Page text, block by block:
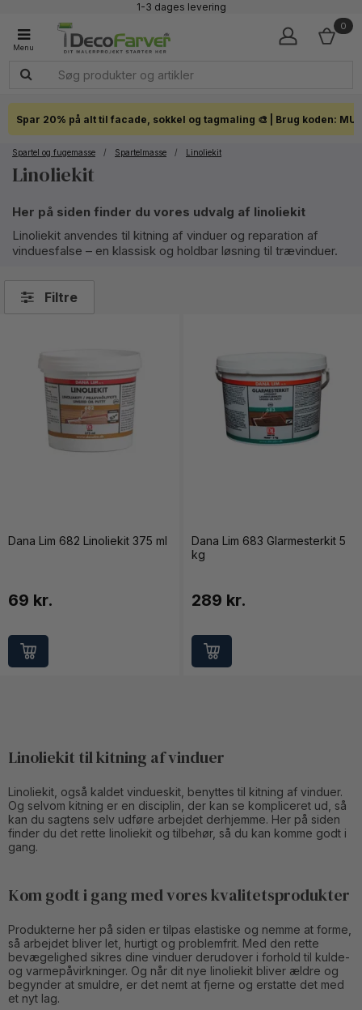
1-3 dages levering
0
Spar 20% på alt til facade, sokkel og tagmaling 🎨 | Brug koden:
Spartel og fugemasse / Spartelmasse / Linoliekit
Linoliekit
Her på siden finder du vores udvalg af linoliekit
Linoliekit anvendes til kitning af vinduer og reparation af
vinduesfalse – en klassisk og holdbar løsning til trævinduer.
Filtre
Dana Lim 682 Linoliekit 375 ml
69 kr.
Dana Lim 683 Glarmesterkit 5
kg
289 kr.
Linoliekit til kitning af vinduer
Linoliekit, også kaldet vindueskit, benyttes til kitning af vinduer.
Og selvom kitning er en disciplin, der kan se kompliceret ud, så
kan du sagtens selv udføre arbejdet derhjemme. Her på siden
finder du det rette linoliekit og tilbehør, så du kan komme godt i
gang.
Kom godt i gang med vores kvalitetsprodukter
Produkterne her på siden er tilpas elastiske og nemme at forme,
så arbejdet bliver let, hurtigt og problemfrit. Med den rette
bevægelighed sikres dine vinduer derudover i forhold til kulde-
og varmepåvirkninger. Og når dit nye linoliekit bliver ældre og
begynder at smuldre, er det nemt at fjerne og erstatte det med
et nyt lag.